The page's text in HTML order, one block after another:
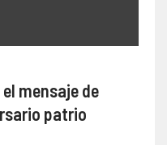
mensaje de
patrio